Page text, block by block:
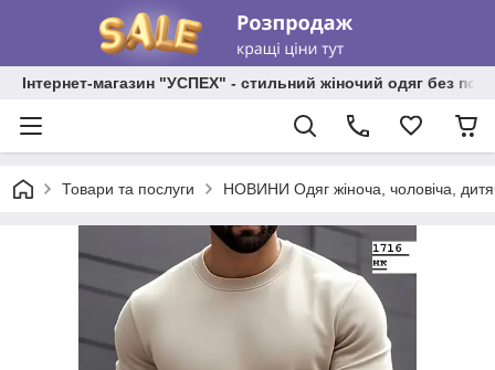
Інтернет-магазин "УСПЕХ" - стильний жіночий одяг без
Товари та послуги НОВИНИ Одяг жіноча, чоловіча,